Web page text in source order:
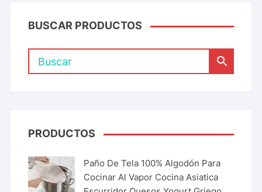
BUSCAR PRODUCTOS
PRODUCTOS
Paño De Tela 100% Algodón Para
Cocinar Al Vapor Cocina Asiatica